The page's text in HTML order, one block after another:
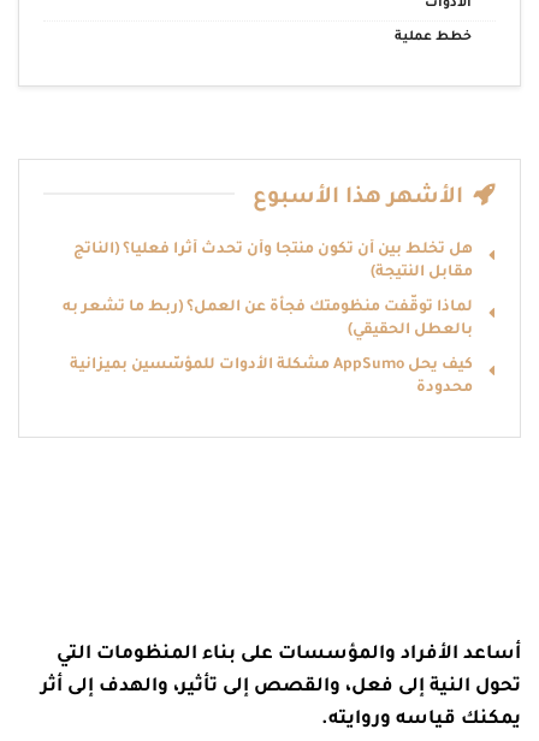
الأدوات
خطط عملية
الأشهر هذا الأسبوع
هل تخلط بين أن تكون منتجا وأن تحدث أثرا فعليا؟ (الناتج
مقابل النتيجة)
لماذا توقّفت منظومتك فجأة عن العمل؟ (ربط ما تشعر به
بالعطل الحقيقي)
كيف يحل AppSumo مشكلة الأدوات للمؤسّسين بميزانية
محدودة
أساعد الأفراد والمؤسسات على بناء المنظومات التي
تحول النية إلى فعل، والقصص إلى تأثير، والهدف إلى أثر
يمكنك قياسه وروايته.